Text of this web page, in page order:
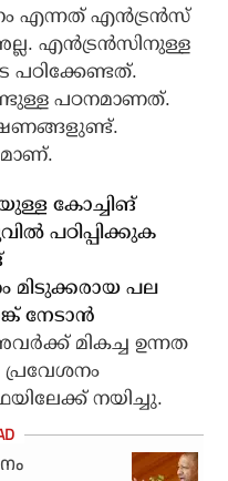
എന്നത് എൻട്രൻസ്
എൻട്രൻസിനുള്ള
പഠിക്കേണ്ടത്.
പഠനമാണത്.
കോച്ചിങ്
പഠിപ്പിക്കുക
മിടുക്കരായ പല
നേടാൻ
മികച്ച ഉന്നത
പ്രവേശനം
നയിച്ചു.